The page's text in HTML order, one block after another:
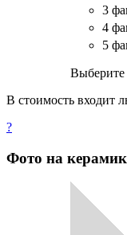
3
4
5
В стоимость входит
?
Фото на